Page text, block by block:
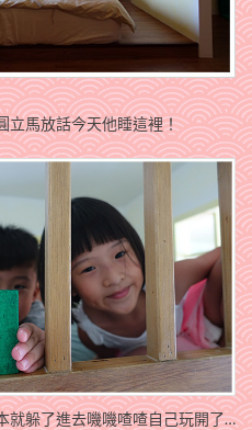
立馬放話今天他睡這裡！
就躲了進去嘰嘰喳喳自己玩開了…